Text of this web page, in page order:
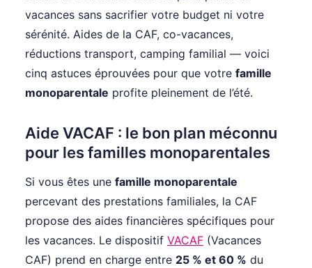
vacances sans sacrifier votre budget ni votre
sérénité. Aides de la CAF, co-vacances,
réductions transport, camping familial — voici
cinq astuces éprouvées pour que votre famille
monoparentale profite pleinement de l’été.
Aide VACAF : le bon plan méconnu
pour les familles monoparentales
Si vous êtes une famille monoparentale
percevant des prestations familiales, la CAF
propose des aides financières spécifiques pour
les vacances. Le dispositif VACAF (Vacances
CAF) prend en charge entre 25 % et 60 % du